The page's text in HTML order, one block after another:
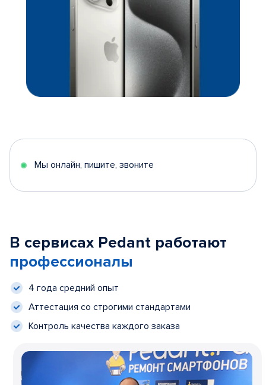
Мы онлайн, пишите, звоните
В сервисах Pedant работают
профессионалы
4 года средний опыт
Аттестация со строгими стандартами
Контроль качества каждого заказа